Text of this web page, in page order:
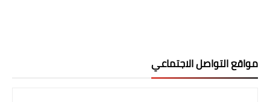
مواقع التواصل الاجتماعي